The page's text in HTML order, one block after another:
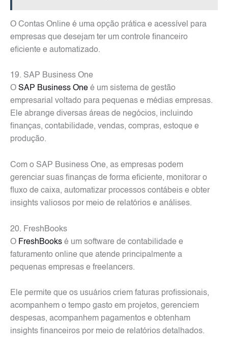
O Contas Online é uma opção prática e acessível para
empresas que desejam ter um controle financeiro
eficiente e automatizado.
19. SAP Business One
O SAP Business One é um sistema de gestão
empresarial voltado para pequenas e médias empresas.
Ele abrange diversas áreas de negócios, incluindo
finanças, contabilidade, vendas, compras, estoque e
produção.
Com o SAP Business One, as empresas podem
gerenciar suas finanças de forma eficiente, monitorar o
fluxo de caixa, automatizar processos contábeis e obter
insights valiosos por meio de relatórios e análises.
20. FreshBooks
O FreshBooks é um software de contabilidade e
faturamento online que atende principalmente a
pequenas empresas e freelancers.
Ele permite que os usuários criem faturas profissionais,
acompanhem o tempo gasto em projetos, gerenciem
despesas, acompanhem pagamentos e obtenham
insights financeiros por meio de relatórios detalhados.